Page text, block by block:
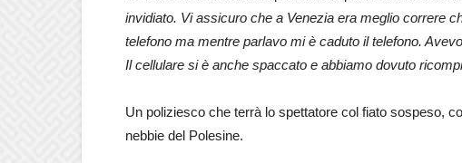
invidiato. Vi assicuro che a Venezia era meglio correre
telefono ma mentre parlavo mi è caduto il telefono.
Il cellulare si è anche spaccato e abbiamo dovuto
Un poliziesco che terrà lo spettatore col fiato sospeso,
nebbie del Polesine.